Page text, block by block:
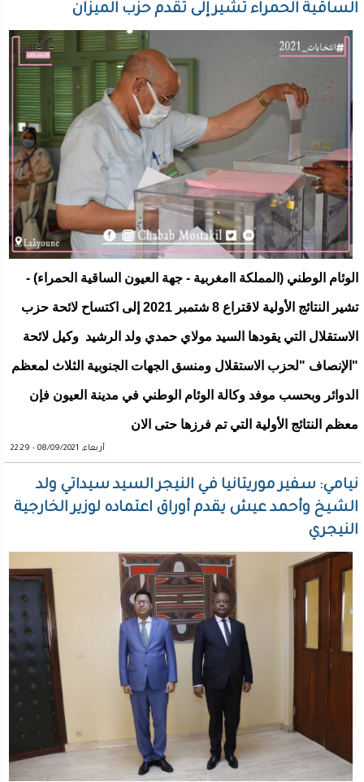
الساقية الحمراء تشير إلى تقدم حزب الميزان
الوئام الوطني (المملكة اامغربية - جهة العيون الساقية الحمراء) -
تشير النتائج الأولية لاقتراع 8 شتمبر 2021 إلى اكتساح لائحة حزب
الاستقلال التي يقودها السيد مولاي حمدي ولد الرشيد وكيل لائحة
"الإنصاف "لحزب الاستقلال ومنسق الجهات الجنوبية الثلاث لمعظم
الدوائر وبحسب موفد وكالة الوئام الوطني في مدينة العيون فإن
معظم النتائج الأولية التي تم فرزها حتى الان
أربعاء, 08/09/2021 - 22:29
نيامي: سفير موريتانيا في النيجر السيد سيداتي ولد
الشيخ وأحمد عيش يقدم أوراق اعتماده لوزير الخارجية
النيجري